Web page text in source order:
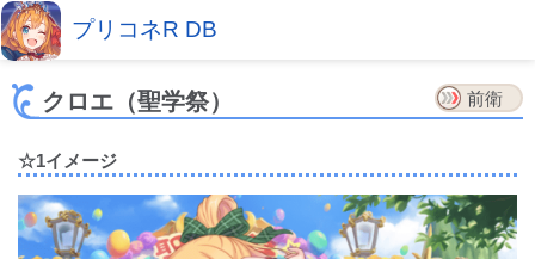
プリコネR DB
クロエ（聖学祭） 前衛
☆1イメージ